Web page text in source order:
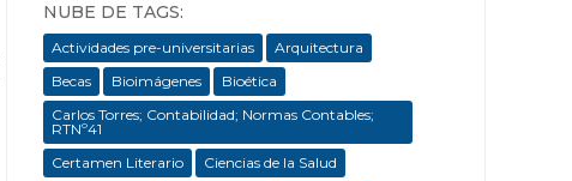
NUBE DE TAGS:
Actividades pre-universitarias
Arquitectura
Becas
Bioimágenes
Bioética
Carlos Torres; Contabilidad; Normas Contables;
RTNº41
Certamen Literario
Ciencias de la Salud